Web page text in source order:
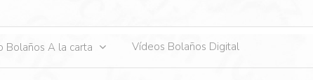
Bolaños A la carta Vídeos Bolaños Digital